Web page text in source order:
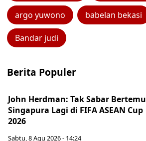
argo yuwono babelan bekasi
Bandar judi
Berita Populer
John Herdman: Tak Sabar Bertemu
Singapura Lagi di FIFA ASEAN Cup
2026
Sabtu, 8 Agu 2026 - 14:24